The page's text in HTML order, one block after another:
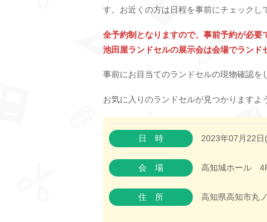
す。お近くの方は日程を事前にチェックし
全予約制となりますので、事前予約が必要
池田屋ランドセルの展示会は会場でランド
事前にお目当てのランドセルの現物確認を
お気に入りのランドセルが見つかりますよ
日時 2023年07月22
会場 高知城ホール
住所 高知県高知市丸